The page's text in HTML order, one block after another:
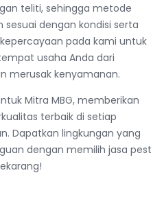
teliti, sehingga metode
dengan kondisi serta
pada kami untuk
usaha Anda dari
merusak kenyamanan.
Mitra MBG, memberikan
terbaik di setiap
Dapatkan lingkungan yang
dengan memilih jasa pest